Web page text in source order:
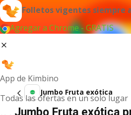
Folletos vigentes siempre
Agregar a Chrome - GRATIS
App de Kimbino
Todas las ofertas en un solo lugar
Jumbo Fruta exótica
Jumbo Fruta exótica